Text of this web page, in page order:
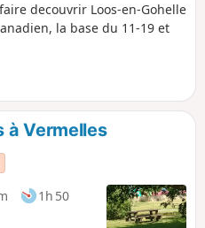
decouvrir Loos-en-Gohelle
la base du 11-19 et
à Vermelles
1h 50